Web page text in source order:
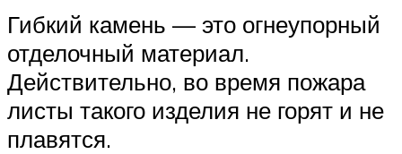
Гибкий камень — это огнеупорный
отделочный материал.
Действительно, во время пожара
листы такого изделия не горят и не
плавятся.